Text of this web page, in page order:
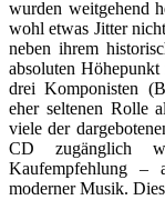
wurden weitgehend
wohl etwas Jitter
neben ihrem
absoluten
drei Komponisten
eher seltenen Rolle
viele der
CD zugänglich
Kaufempfehlung –
moderner Musik.